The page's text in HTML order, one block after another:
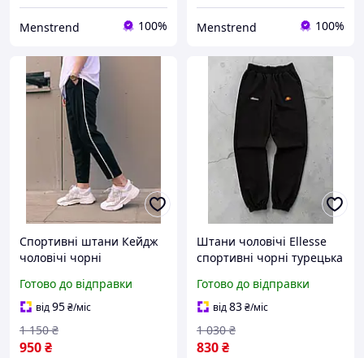
Menstrend 100% Menstrend 100%
Спортивні штани Кейдж
чоловічі чорні
Готово до відправки
від95₴/міс
950₴
1 150 ₴
Штани чоловічі Ellesse
спортивні чорні турецька
Готово до відправки
від83₴/міс
830₴
1 030 ₴